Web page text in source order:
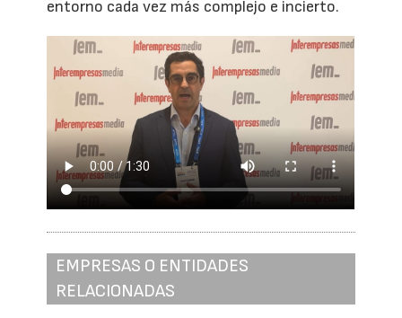
entorno cada vez más complejo e incierto.
EMPRESAS O ENTIDADES
RELACIONADAS